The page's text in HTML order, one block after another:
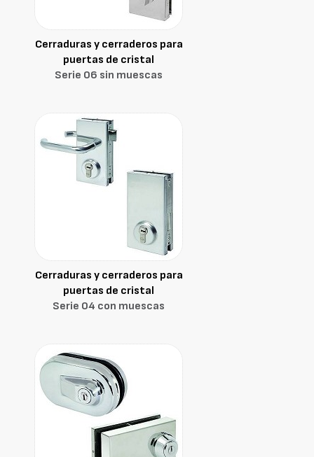
Cerraduras y cerraderos para
puertas de cristal
Serie 06 sin muescas
Cerraduras y cerraderos para
puertas de cristal
Serie 04 con muescas